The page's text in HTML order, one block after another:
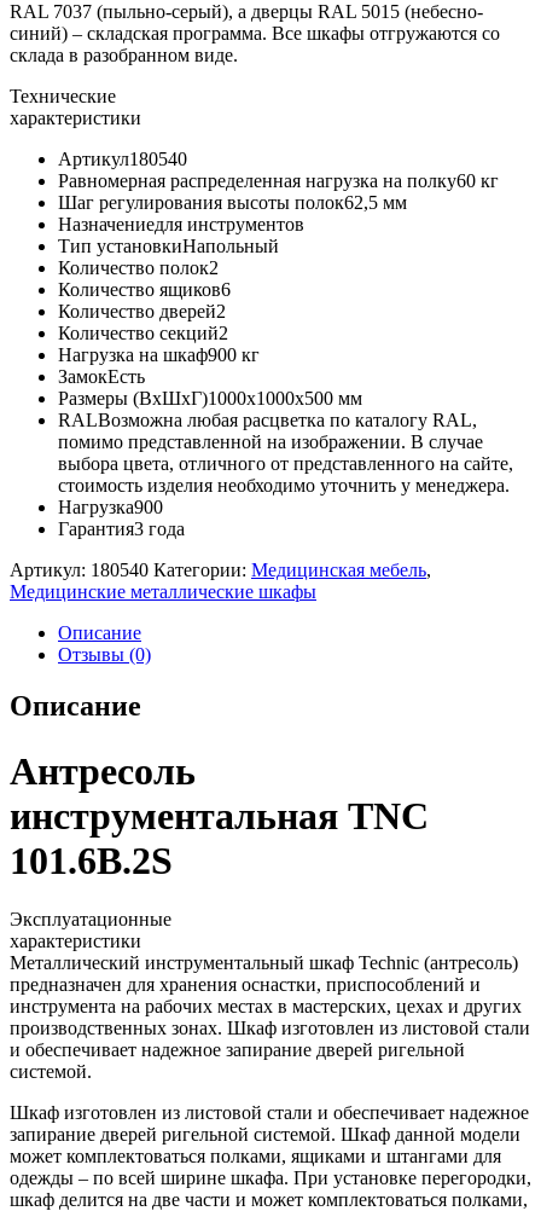
RAL 7037 (пыльно-серый), а дверцы RAL 5015 (небесно-
синий) – складская программа. Все шкафы отгружаются со
склада в разобранном виде.
Технические
характеристики
Артикул180540
Равномерная распределенная нагрузка на полку60 кг
Шаг регулирования высоты полок62,5 мм
Назначениедля инструментов
Тип установкиНапольный
Количество полок2
Количество ящиков6
Количество дверей2
Количество секций2
Нагрузка на шкаф900 кг
ЗамокЕсть
Размеры (ВхШхГ)1000x1000x500 мм
RALВозможна любая расцветка по каталогу RAL,
помимо представленной на изображении. В случае
выбора цвета, отличного от представленного на сайте,
стоимость изделия необходимо уточнить у менеджера.
Нагрузка900
Гарантия3 года
Артикул: 180540 Категории: Медицинская мебель,
Медицинские металлические шкафы
Описание
Отзывы (0)
Описание
Антресоль
инструментальная TNC
101.6B.2S
Эксплуатационные
характеристики
Металлический инструментальный шкаф Technic (антресоль)
предназначен для хранения оснастки, приспособлений и
инструмента на рабочих местах в мастерских, цехах и других
производственных зонах. Шкаф изготовлен из листовой стали
и обеспечивает надежное запирание дверей ригельной
системой.
Шкаф изготовлен из листовой стали и обеспечивает надежное
запирание дверей ригельной системой. Шкаф данной модели
может комплектоваться полками, ящиками и штангами для
одежды – по всей ширине шкафа. При установке перегородки,
шкаф делится на две части и может комплектоваться полками,